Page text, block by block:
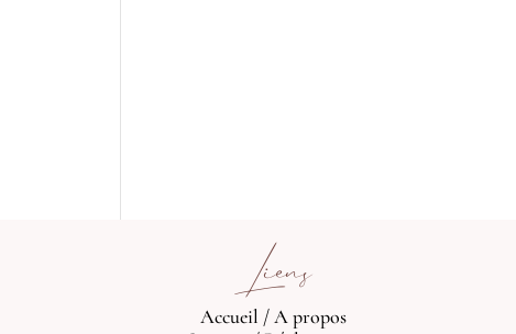
Liens
Accueil /A propos